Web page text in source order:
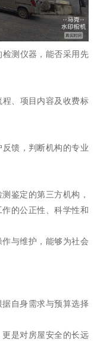
测仪器，能否采用先
、项目内容及收费标
馈，判断机构的专业
鉴定的第三方机构，
的公正性、科学性和
与维护，能够为社会
自身需求与预算选择
是对房屋安全的长远